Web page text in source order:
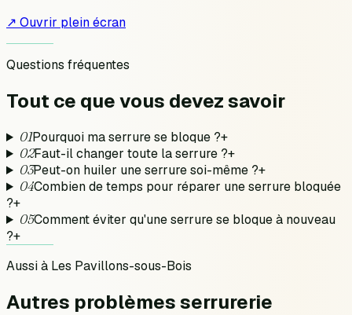
↗ Ouvrir plein écran
Questions fréquentes
Tout ce que vous devezsavoir
01Pourquoi ma serrure se bloque ?+
02Faut-il changer toute la serrure ?+
03Peut-on huiler une serrure soi-même ?+
04Combien de temps pour réparer une serrure bloquée
?+
05Comment éviter qu'une serrure se bloque à nouveau
?+
Aussi à Les Pavillons-sous-Bois
Autres problèmesserrurerie